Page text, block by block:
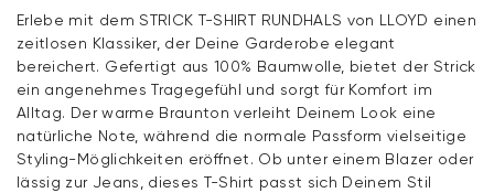
Erlebe mit dem STRICK T-SHIRT RUNDHALS von LLOYD einen
zeitlosen Klassiker, der Deine Garderobe elegant
bereichert. Gefertigt aus 100% Baumwolle, bietet der Strick
ein angenehmes Tragegefühl und sorgt für Komfort im
Alltag. Der warme Braunton verleiht Deinem Look eine
natürliche Note, während die normale Passform vielseitige
Styling-Möglichkeiten eröffnet. Ob unter einem Blazer oder
lässig zur Jeans, dieses T-Shirt passt sich Deinem Stil